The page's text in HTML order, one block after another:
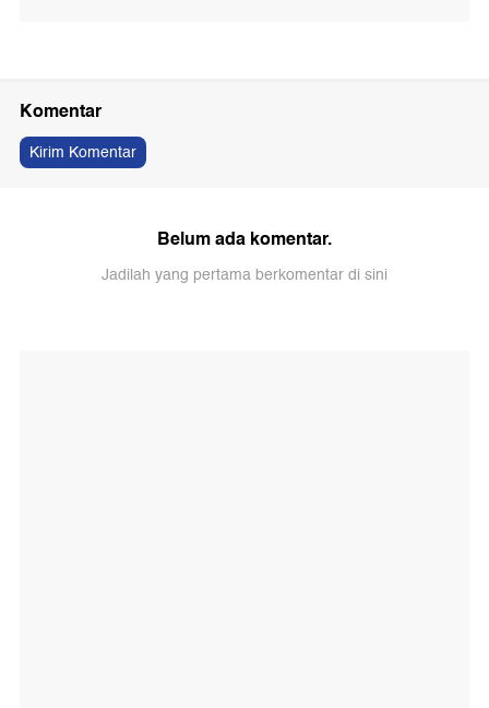
Komentar
Kirim Komentar
Belum ada komentar.
Jadilah yang pertama berkomentar di sini